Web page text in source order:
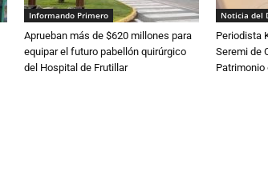
Informando Primero
Aprueban más de $620 millones para
equipar el futuro pabellón quirúrgico
del Hospital de Frutillar
Noticia del
Periodista
Seremi de
Patrimonio